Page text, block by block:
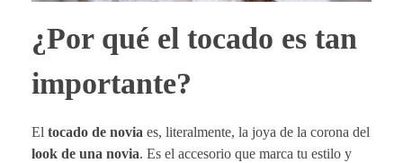
¿Por qué el tocado es tan
importante?
El tocado de novia es, literalmente, la joya de la corona del
look de una novia. Es el accesorio que marca tu estilo y